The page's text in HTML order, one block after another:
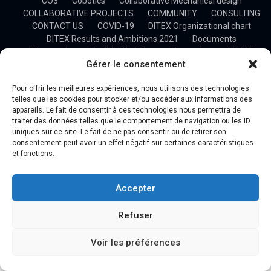
Gérer le consentement
Pour offrir les meilleures expériences, nous utilisons des technologies
telles que les cookies pour stocker et/ou accéder aux informations des
appareils. Le fait de consentir à ces technologies nous permettra de
traiter des données telles que le comportement de navigation ou les ID
uniques sur ce site. Le fait de ne pas consentir ou de retirer son
consentement peut avoir un effet négatif sur certaines caractéristiques
et fonctions.
Accepter
Refuser
Voir les préférences
COLLABORATIVE PROJECTS
COMMUNITY
CONSULTING
CONTACT US
COVID-19
DITEX Organizational chart
DITEX Results and Ambitions 2021
Documents
Ergonomics
Flexible Workshop Formations
HOME
HOSTED SOLUTION
Industry 4.0
OUR BUSINESS
OUR CLIENTS
OUR MISSIONS
OUR PARTNERS
OUR TEAM Plan du site
PRESS
PROFESSIONAL TRAINING
Project Management
Projects
Research
SIM4.0
Stage – Développement d’une plateforme de gestion d’un
VIDEOS
WHY DITEX